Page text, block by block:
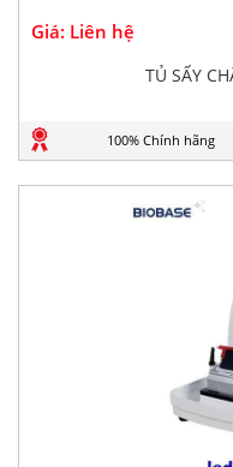
Giá: Liên hệ
TỦ SẤY
100% Chính hãng